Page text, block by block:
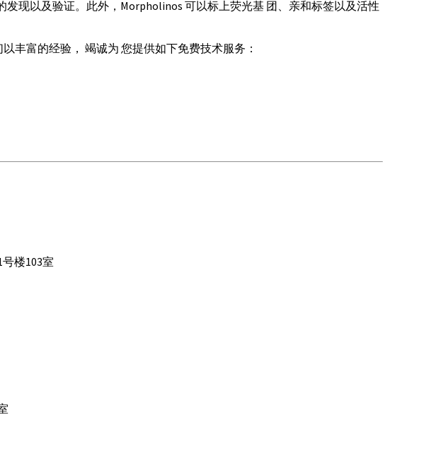
现以及验证。此外，Morpholinos 可以标上荧光基 团、亲和标签以及活性
丰富的经验， 竭诚为 您提供如下免费技术服务：
楼103室